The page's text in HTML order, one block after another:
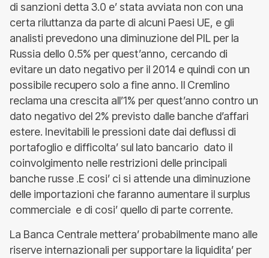
di sanzioni detta 3.0 e’ stata avviata non con una
certa riluttanza da parte di alcuni Paesi UE, e gli
analisti prevedono una diminuzione del PIL per la
Russia dello 0.5% per quest’anno, cercando di
evitare un dato negativo per il 2014 e quindi con un
possibile recupero solo a fine anno. Il Cremlino
reclama una crescita all’1% per quest’anno contro un
dato negativo del 2% previsto dalle banche d’affari
estere. Inevitabili le pressioni date dai deflussi di
portafoglio e difficolta’ sul lato bancario dato il
coinvolgimento nelle restrizioni delle principali
banche russe .E cosi’ ci si attende una diminuzione
delle importazioni che faranno aumentare il surplus
commerciale e di cosi’ quello di parte corrente.
La Banca Centrale mettera’ probabilmente mano alle
riserve internazionali per supportare la liquidita’ per